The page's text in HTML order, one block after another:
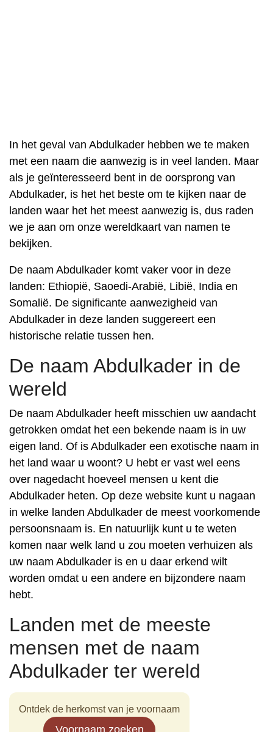
In het geval van Abdulkader hebben we te maken
met een naam die aanwezig is in veel landen. Maar
als je geïnteresseerd bent in de oorsprong van
Abdulkader, is het het beste om te kijken naar de
landen waar het het meest aanwezig is, dus raden
we je aan om onze wereldkaart van namen te
bekijken.
De naam Abdulkader komt vaker voor in deze
landen: Ethiopië, Saoedi-Arabië, Libië, India en
Somalië. De significante aanwezigheid van
Abdulkader in deze landen suggereert een
historische relatie tussen hen.
De naam Abdulkader in de
wereld
De naam Abdulkader heeft misschien uw aandacht
getrokken omdat het een bekende naam is in uw
eigen land. Of is Abdulkader een exotische naam in
het land waar u woont? U hebt er vast wel eens
over nagedacht hoeveel mensen u kent die
Abdulkader heten. Op deze website kunt u nagaan
in welke landen Abdulkader de meest voorkomende
persoonsnaam is. En natuurlijk kunt u te weten
komen naar welk land u zou moeten verhuizen als
uw naam Abdulkader is en u daar erkend wilt
worden omdat u een andere en bijzondere naam
hebt.
Landen met de meeste
mensen met de naam
Abdulkader ter wereld
Ontdek de herkomst van je voornaam
Voornaam zoeken